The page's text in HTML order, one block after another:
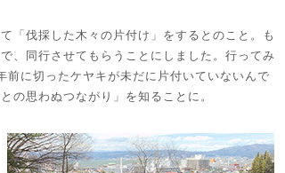
「伐採した木々の片付け」をするとのこと。も
、同行させてもらうことにしました。行ってみ
に切ったケヤキが未だに片付いていないんで
の思わぬつながり」を知ることに。